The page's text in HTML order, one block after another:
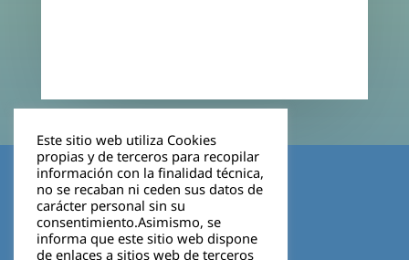
Aviso legal
Política de privacidad
Cookies
Este sitio web utiliza Cookies
propias y de terceros para recopilar
información con la finalidad técnica,
no se recaban ni ceden sus datos de
carácter personal sin su
consentimiento.Asimismo, se
informa que este sitio web dispone
de enlaces a sitios web de terceros